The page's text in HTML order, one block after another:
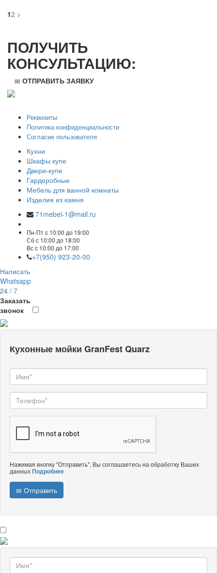
12 >
ПОЛУЧИТЬ
КОНСУЛЬТАЦИЮ:
ОТПРАВИТЬ ЗАЯВКУ
Реквизиты
Политика конфиденциальности
Согласие пользователя
Кухни
Шкафы купе
Двери-купе
Гардеробные
Мебель для ванной комнаты
Изделия из камня
71mebel-1@mail.ru
Пн-Пт c 10:00 до 19:00
Сб c 10:00 до 18:00
Вс c 10:00 до 17:00
+7(950) 923-20-00
Написать
Whatsapp
24 / 7
Заказать
звонок
Кухонные мойки GranFest Quarz
Нажимая кнопку "Отправить", Вы соглашаетесь на обработку Ваших
данныхПодробнее
Отправить